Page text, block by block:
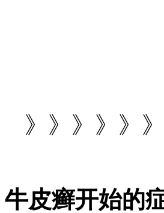
》》》》》
牛皮癣开始的